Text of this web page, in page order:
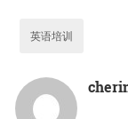
英语培训